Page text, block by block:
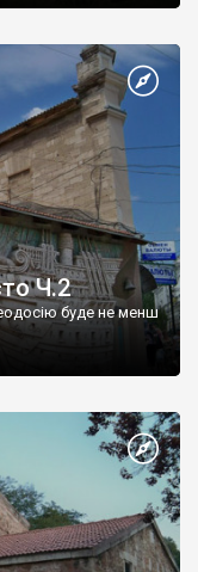
Ч.2
буде не менш